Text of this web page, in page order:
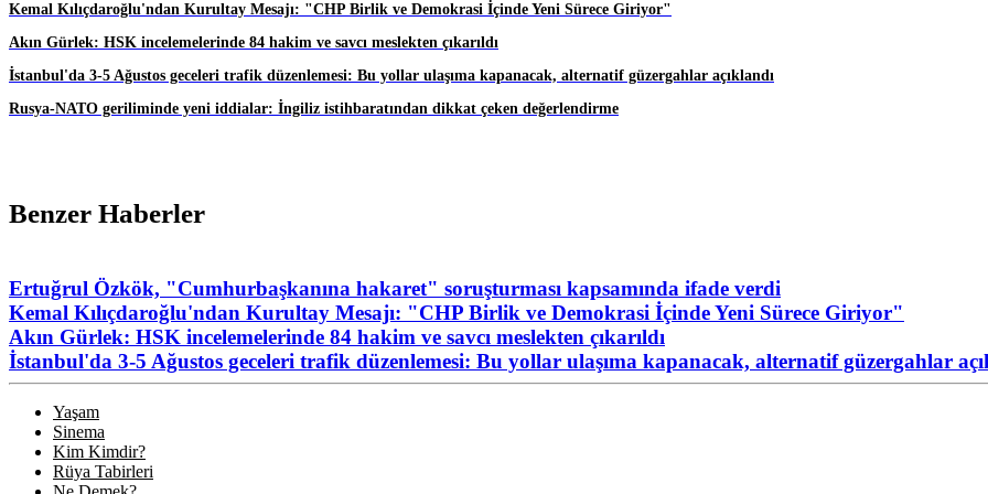
Kemal Kılıçdaroğlu'ndan Kurultay Mesajı: "CHP Birlik ve Demokrasi İçinde Yeni Sürece Giriyor"
Akın Gürlek: HSK incelemelerinde 84 hakim ve savcı meslekten çıkarıldı
İstanbul'da 3-5 Ağustos geceleri trafik düzenlemesi: Bu yollar ulaşıma kapanacak, alternatif güzergahlar açıklandı
Rusya-NATO geriliminde yeni iddialar: İngiliz istihbaratından dikkat çeken değerlendirme
Benzer Haberler
Ertuğrul Özkök, "Cumhurbaşkanına hakaret" soruşturması kapsamında ifade verdi
Kemal Kılıçdaroğlu'ndan Kurultay Mesajı: "CHP Birlik ve Demokrasi İçinde Yeni Sürece Giriyor"
Akın Gürlek: HSK incelemelerinde 84 hakim ve savcı meslekten çıkarıldı
İstanbul'da 3-5 Ağustos geceleri trafik düzenlemesi: Bu yollar ulaşıma kapanacak, alternatif güzergahlar
Yaşam
Sinema
Kim Kimdir?
Rüya Tabirleri